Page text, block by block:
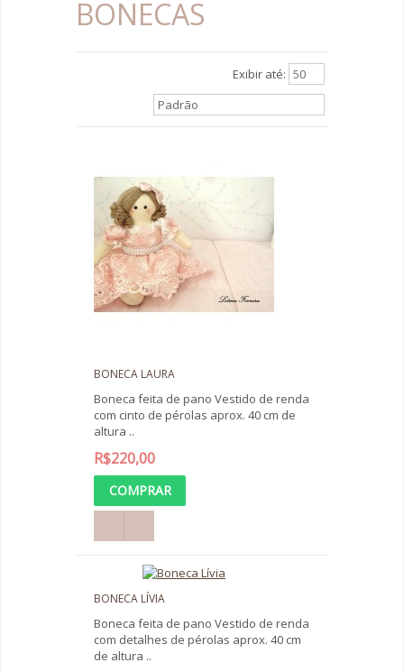
BONECAS
Exibir até: 50
Padrão
BONECA LAURA
Boneca feita de pano Vestido de renda
com cinto de pérolas aprox. 40 cm de
altura ..
R$220,00
BONECA LÍVIA
Boneca feita de pano Vestido de renda
com detalhes de pérolas aprox. 40 cm
de altura ..